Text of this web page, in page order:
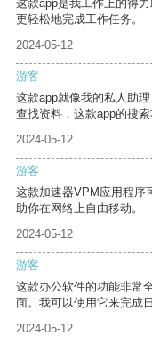
这款app是我工作上的得
更轻松地完成工作任务。
2024-05-12
游客
这款app就像我的私人助
查找资料，这款app的搜
2024-05-12
游客
这款加速器VPM应用程序
助你在网络上自由移动。
2024-05-12
游客
这款办公软件的功能非常
面。我可以使用它来完成
2024-05-12